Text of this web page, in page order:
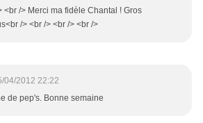
<br /> Merci ma fidèle Chantal ! Gros
/> <br /> <br /> <br />
04/2012 22:22
de pep's. Bonne semaine